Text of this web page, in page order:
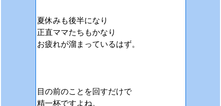
夏休みも後半になり
正直ママたちもかなり
お疲れが溜まっているはず。
目の前のことを回すだけで
精一杯ですよね。